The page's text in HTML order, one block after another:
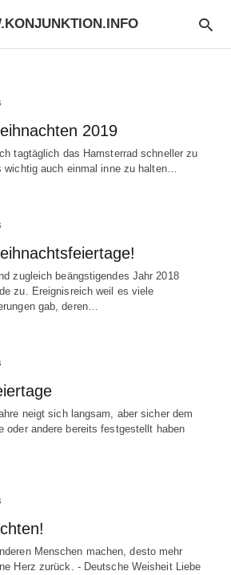
2019
tagtäglich das Hamsterrad schneller zu
wichtig auch einmal inne zu halten…
zugleich beängstigendes Jahr 2018
zu. Ereignisreich weil es viele
gab, deren…
neigt sich langsam, aber sicher dem
oder andere bereits festgestellt haben
Menschen machen, desto mehr
Herz zurück. - Deutsche Weisheit Liebe